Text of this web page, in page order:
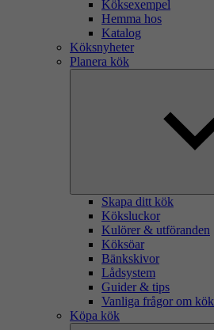
Köksexempel
Hemma hos
Katalog
Köksnyheter
Planera kök
Skapa ditt kök
Köksluckor
Kulörer & utföranden
Köksöar
Bänkskivor
Lådsystem
Guider & tips
Vanliga frågor om kök
Köpa kök